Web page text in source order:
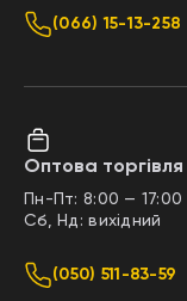
(066) 15-13-258
Оптова торгівля
Пн-Пт: 8:00 — 17:00
Сб, Нд: вихідний
(050) 511-83-59